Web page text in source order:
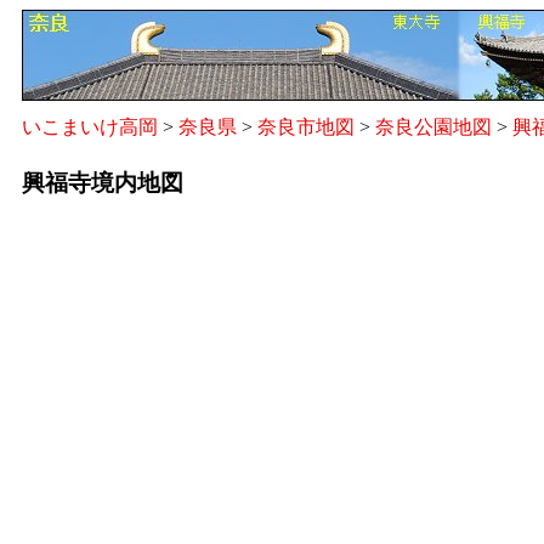
いこまいけ高岡 > 奈良県 > 奈良市地図 > 奈良公園地図 > 興
興福寺境内地図